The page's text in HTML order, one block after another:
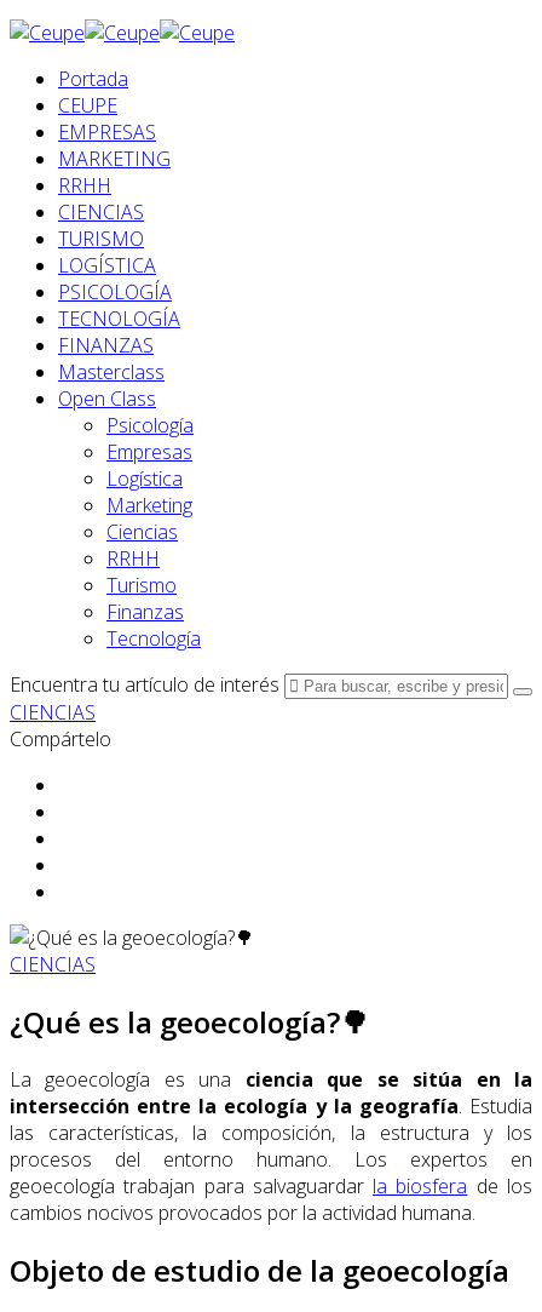
Portada
CEUPE
EMPRESAS
MARKETING
RRHH
CIENCIAS
TURISMO
LOGÍSTICA
PSICOLOGÍA
TECNOLOGÍA
FINANZAS
Masterclass
Open Class
Psicología
Empresas
Logística
Marketing
Ciencias
RRHH
Turismo
Finanzas
Tecnología
Encuentra tu artículo de interés
CIENCIAS
Compártelo
CIENCIAS
¿Qué es la geoecología?🌳
La geoecología es una ciencia que se sitúa en la
intersección entre la ecología y la geografía. Estudia
las características, la composición, la estructura y los
procesos del entorno humano. Los expertos en
geoecología trabajan para salvaguardar la biosfera de los
cambios nocivos provocados por la actividad humana.
Objeto de estudio de la geoecología